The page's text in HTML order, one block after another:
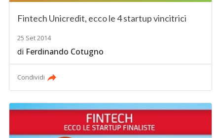
Fintech Unicredit, ecco le 4 startup vincitrici
25 Set 2014
di Ferdinando Cotugno
Condividi